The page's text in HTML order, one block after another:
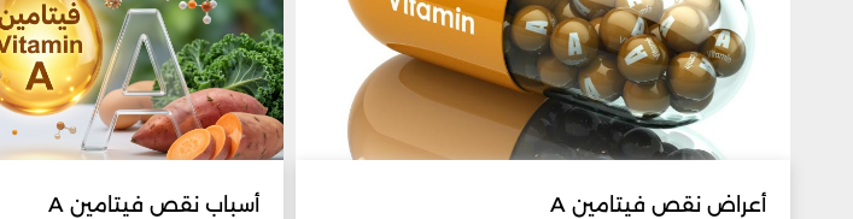
أعراض نقص فيتامين A أسباب نقص فيتامين A